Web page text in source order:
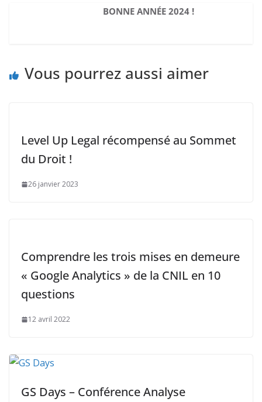
BONNE ANNÉE 2024 !
Vous pourrez aussi aimer
Level Up Legal récompensé au Sommet
du Droit !
26 janvier 2023
Comprendre les trois mises en demeure
« Google Analytics » de la CNIL en 10
questions
12 avril 2022
GS Days – Conférence Analyse